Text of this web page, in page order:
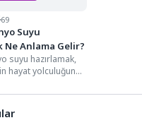
69
Suyu
Ne Anlama Gelir?
suyu hazırlamak,
hayat yolculuğunda
iradesini",...